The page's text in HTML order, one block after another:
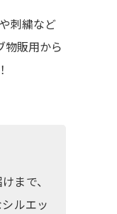
刺繍など
物販用から
まで、
ルエッ